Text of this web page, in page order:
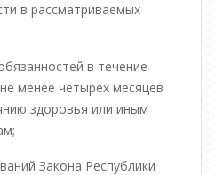
в рассматриваемых
в течение
менее четырех месяцев
здоровья или иным
Закона Республики